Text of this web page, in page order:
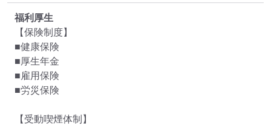
福利厚生
【保険制度】
■健康保険
■厚生年金
■雇用保険
■労災保険
【受動喫煙体制】